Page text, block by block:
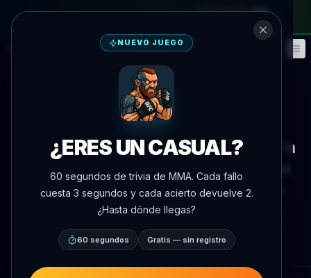
🎮 Fantasía Eventos
Entrevista
Alexander Volkov llama a Moscú la
mejor ciudad del mundo y discute
los valores del Día de la Victoria
AgentMMA.com
NUEVO JUEGO
¿ERES UN CASUAL?
60 segundos de trivia de MMA. Cada fallo
cuesta 3 segundos y cada acierto devuelve 2.
¿Hasta dónde llegas?
60 segundos Gratis — sin registro